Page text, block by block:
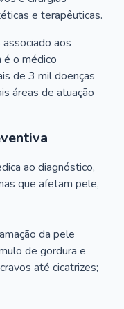
e terapêuticas.
aos
é o médico
de 3 mil doenças
áreas de atuação
ao diagnóstico,
que afetam pele,
da pele
de gordura e
até cicatrizes;